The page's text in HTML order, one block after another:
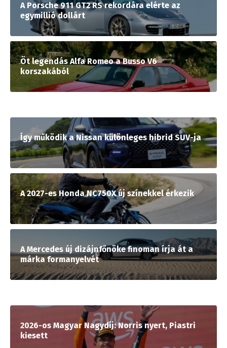
A Porsche 911 GT2 RS rekordára elérte az
egymillió dollárt
Öt legendás Alfa Romeo a Busso V6
korszakából
Így működik a Nissan különleges hibrid SUV-ja
A 2027-es Honda NC750X új színekkel érkezik
A Mercedes új dizájnfőnöke finoman írja át a
márka formanyelvét
2026-os Magyar Nagydíj: Norris nyert, Piastri
kiesett